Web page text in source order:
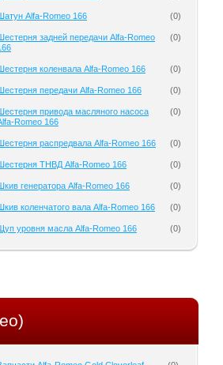
Alfa-Romeo 166 (0)
задней передачи Alfa-Romeo
(0)
коленвала Alfa-Romeo 166 (0)
передачи Alfa-Romeo 166 (0)
привода масляного насоса
Romeo 166
(0)
распредвала Alfa-Romeo 166 (0)
ТНВД Alfa-Romeo 166 (0)
генератора Alfa-Romeo 166 (0)
коленчатого вала Alfa-Romeo 166 (0)
уровня масла Alfa-Romeo 166 (0)